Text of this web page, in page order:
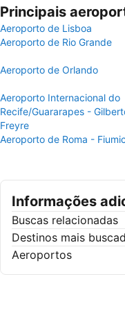
Principais
Aeroporto de Lisboa
Aeroporto de Rio Grande
Aeroporto de Orlando
Aeroporto Internacional do
Recife/Guararapes -
Freyre
Aeroporto de Roma -
Informações
Buscas relacionadas
Destinos mais
Aeroportos